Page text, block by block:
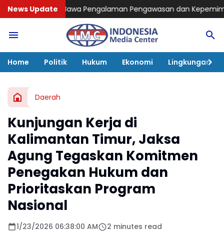
News Update
Pengalaman Pengawasan dan Kepemimpinan Catatan
Home Politik Hukum Ekonomi Lingkungan
Daerah
Kunjungan Kerja di
Kalimantan Timur, Jaksa
Agung Tegaskan Komitmen
Penegakan Hukum dan
Prioritaskan Program
Nasional
1/23/2026 06:38:00 AM 2 minutes read